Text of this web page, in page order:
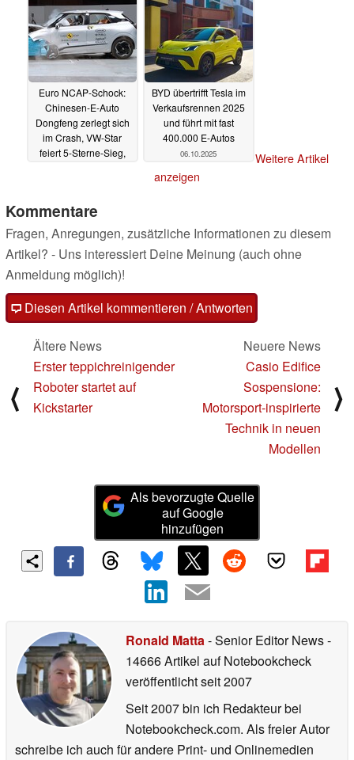
21.11.2025
Euro NCAP-Schock:
Chinesen-E-Auto
Dongfeng zerlegt sich
im Crash, VW-Star
feiert 5-Sterne-Sieg,
BYD übertrifft Tesla im
Verkaufsrennen 2025
und führt mit fast
400.000 E-Autos
06.10.2025
Weitere Artikel
anzeigen
Kommentare
Fragen, Anregungen, zusätzliche Informationen zu diesem
Artikel? - Uns interessiert Deine Meinung (auch ohne
Anmeldung möglich)!
Diesen Artikel kommentieren / Antworten
⟨
Ältere News
Erster teppichreinigender
Roboter startet auf
Kickstarter
Neuere News
Casio Edifice
Sospensione:
Motorsport-inspirierte
Technik in neuen
Modellen
⟩
Als bevorzugte Quelle
auf Google
hinzufügen
Ronald Matta- Senior Editor News-
14666 Artikel auf Notebookcheck
veröffentlichtseit 2007
Seit 2007 bin ich Redakteur bei
Notebookcheck.com. Als freier Autor
schreibe ich auch für andere Print- und Onlinemedien